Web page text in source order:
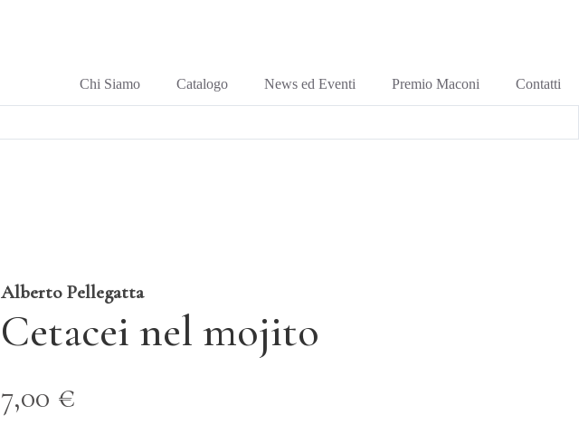
Chi Siamo Catalogo News ed Eventi Premio Maconi Contatti
Alberto Pellegatta
Cetacei nel mojito
7,00 €